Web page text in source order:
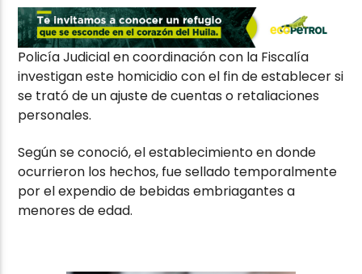
Policía Judicial en coordinación con la Fiscalía
investigan este homicidio con el fin de establecer si
se trató de un ajuste de cuentas o retaliaciones
personales.
Según se conoció, el establecimiento en donde
ocurrieron los hechos, fue sellado temporalmente
por el expendio de bebidas embriagantes a
menores de edad.